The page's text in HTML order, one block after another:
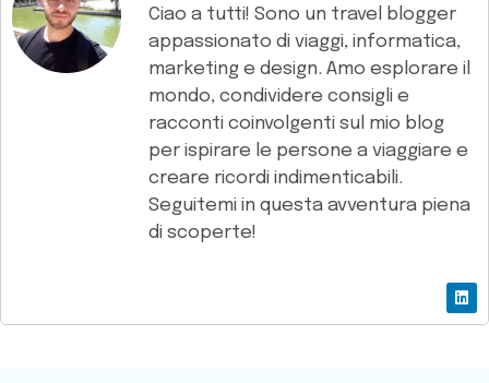
Ciao a tutti! Sono un travel blogger
appassionato di viaggi, informatica,
marketing e design. Amo esplorare il
mondo, condividere consigli e
racconti coinvolgenti sul mio blog
per ispirare le persone a viaggiare e
creare ricordi indimenticabili.
Seguitemi in questa avventura piena
di scoperte!